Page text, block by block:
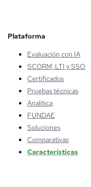
Plataforma
Evaluación con IA
SCORM, LTI y SSO
Certificados
Pruebas técnicas
Analítica
FUNDAE
Soluciones
Comparativas
Características